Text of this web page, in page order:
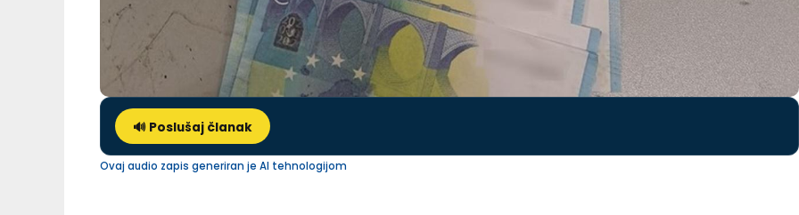
🔊 Poslušaj članak
Ovaj audio zapis generiran je AI tehnologijom